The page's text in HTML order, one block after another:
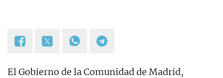
El Gobierno de la Comunidad de Madrid,